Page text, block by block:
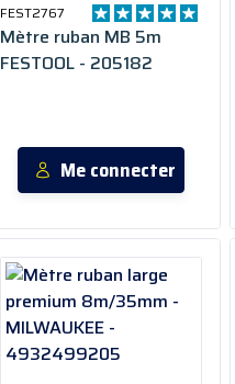
FEST2767
Mètre ruban MB 5m
FESTOOL - 205182
Me connecter